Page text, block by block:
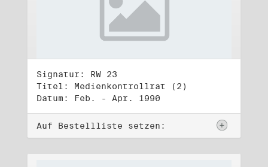
Signatur: RW 23
Titel: Medienkontrollrat (2)
Datum: Feb. - Apr. 1990
Auf Bestellliste setzen: